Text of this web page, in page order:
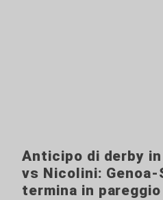
Anticipo di derby
vs Nicolini: Genoa-
termina in pareggio